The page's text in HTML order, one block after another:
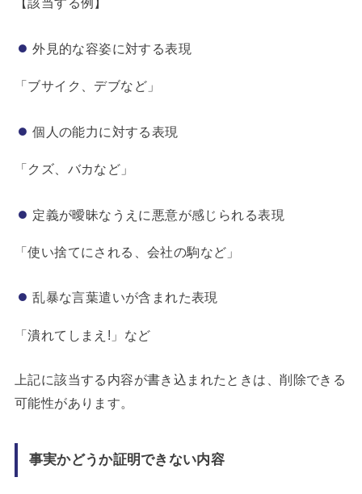
外見的な容姿に対する表現
「ブサイク、デブなど」
個人の能力に対する表現
「クズ、バカなど」
定義が曖昧なうえに悪意が感じられる表現
「使い捨てにされる、会社の駒など」
乱暴な言葉遣いが含まれた表現
「潰れてしまえ!」など
上記に該当する内容が書き込まれたときは、削除できる
可能性があります。
事実かどうか証明できない内容